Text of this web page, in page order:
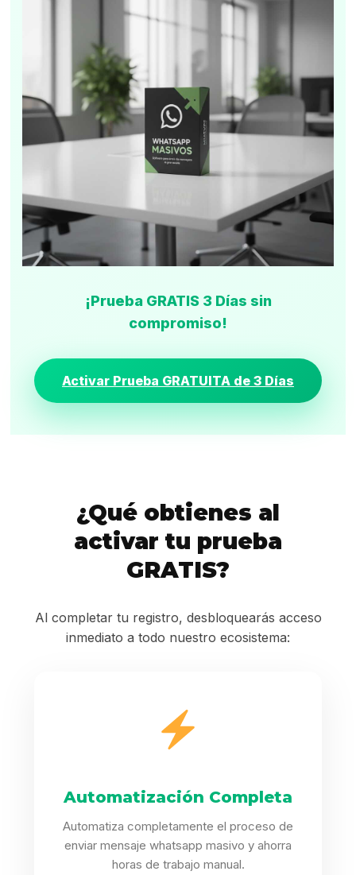
¡Prueba GRATIS 3 Días sin
compromiso!
Activar Prueba GRATUITA de 3 Días
¿Qué obtienes al
activar tu prueba
GRATIS?
Al completar tu registro, desbloquearás acceso
inmediato a todo nuestro ecosistema:
Automatización Completa
Automatiza completamente el proceso de
enviar mensaje whatsapp masivo y ahorra
horas de trabajo manual.